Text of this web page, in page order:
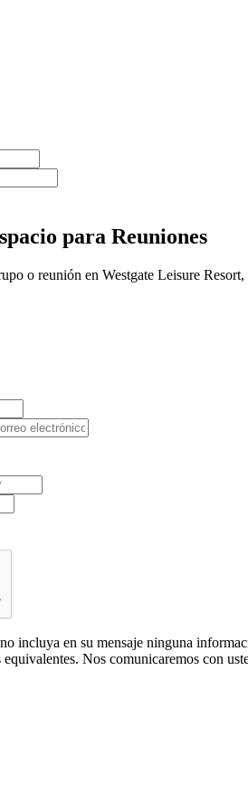
para Reuniones
o reunión en Westgate Leisure
incluya en su mensaje ninguna
Nos comunicaremos con